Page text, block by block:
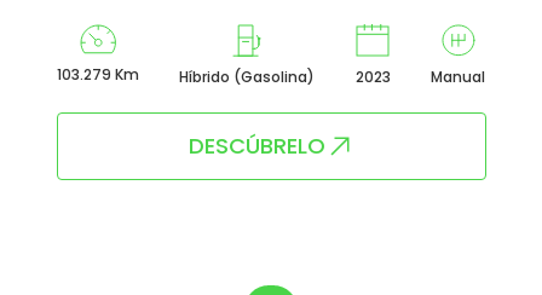
103.279 Km Híbrido (Gasolina) 2023 Manual
DESCÚBRELO